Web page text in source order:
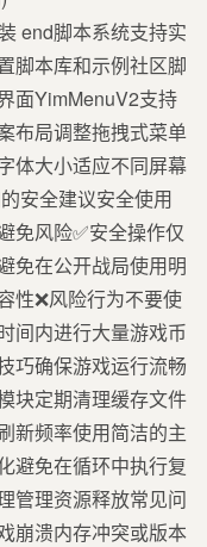
end脚本系统支持实
脚本库和示例社区脚
面YimMenuV2支持
布局调整拖拽式菜单
体大小适应不同屏幕
安全建议安全使用
免风险✅安全操作仅
免在公开战局使用明
性❌风险行为不要使
间内进行大量游戏币
巧确保游戏运行流畅
块定期清理缓存文件
新频率使用简洁的主
避免在循环中执行复
管理资源释放常见问
崩溃内存冲突或版本